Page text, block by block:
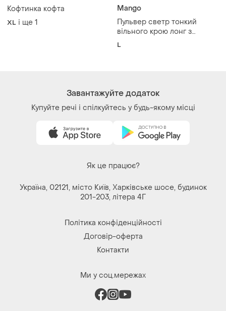
Кофтинка кофта
XL і ще 1
Mango
Пульвер светр тонкий
вільного крою лонг з
кашеміром пуловер кофта
L
Завантажуйте додаток
Купуйте речі і спілкуйтесь у будь-якому місці
Як це працює?
Україна, 02121, місто Київ, Харківське шосе, будинок
201-203, літера 4Г
Політика конфіденційності
Договір-оферта
Контакти
Ми у соц.мережах